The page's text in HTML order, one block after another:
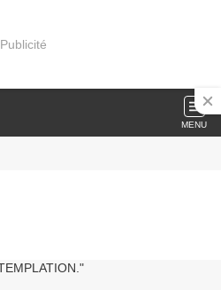
Publicité
MENU